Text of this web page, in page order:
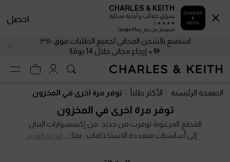
استمتع بالشحن المجاني لجميع الطلبات فوق ٣٥٠
+ إرجاع مجاني خلال 14 يومًا!
استمتع بالشحن المجاني لجميع الطلبات فوق ٣٥٠
+ إرجاع مجاني خلال 14 يومًا!
الصفحة الرئيسية الأكثر طلباً توفر مرة اخرى في المخزون
توفر مرة اخرى في المخزون
القطع المرغوبة توفرت من جديد. من إكسسوارات البيان
إلى أساسيات متعددة الاستخدامات ، يمكنك اكتشاف
قراءة المزيد
CHARLES & KEITH
تسوّق حقائب وأحذية نسائية
احصلحمّل من خلال Google Play
احصل